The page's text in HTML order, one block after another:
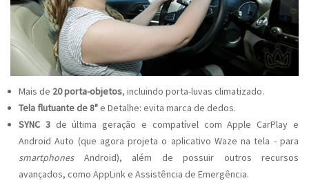
Mais de 20 porta-objetos, incluindo porta-luvas climatizado.
Tela flutuante de 8"e Detalhe: evita marca de dedos.
SYNC 3de última geração e compatível com Apple CarPlay e
Android Auto (que agora projeta o aplicativo Waze na tela - para
smartphonesAndroid), além de possuir outros recursos
avançados, como AppLink e Assistência de Emergência.